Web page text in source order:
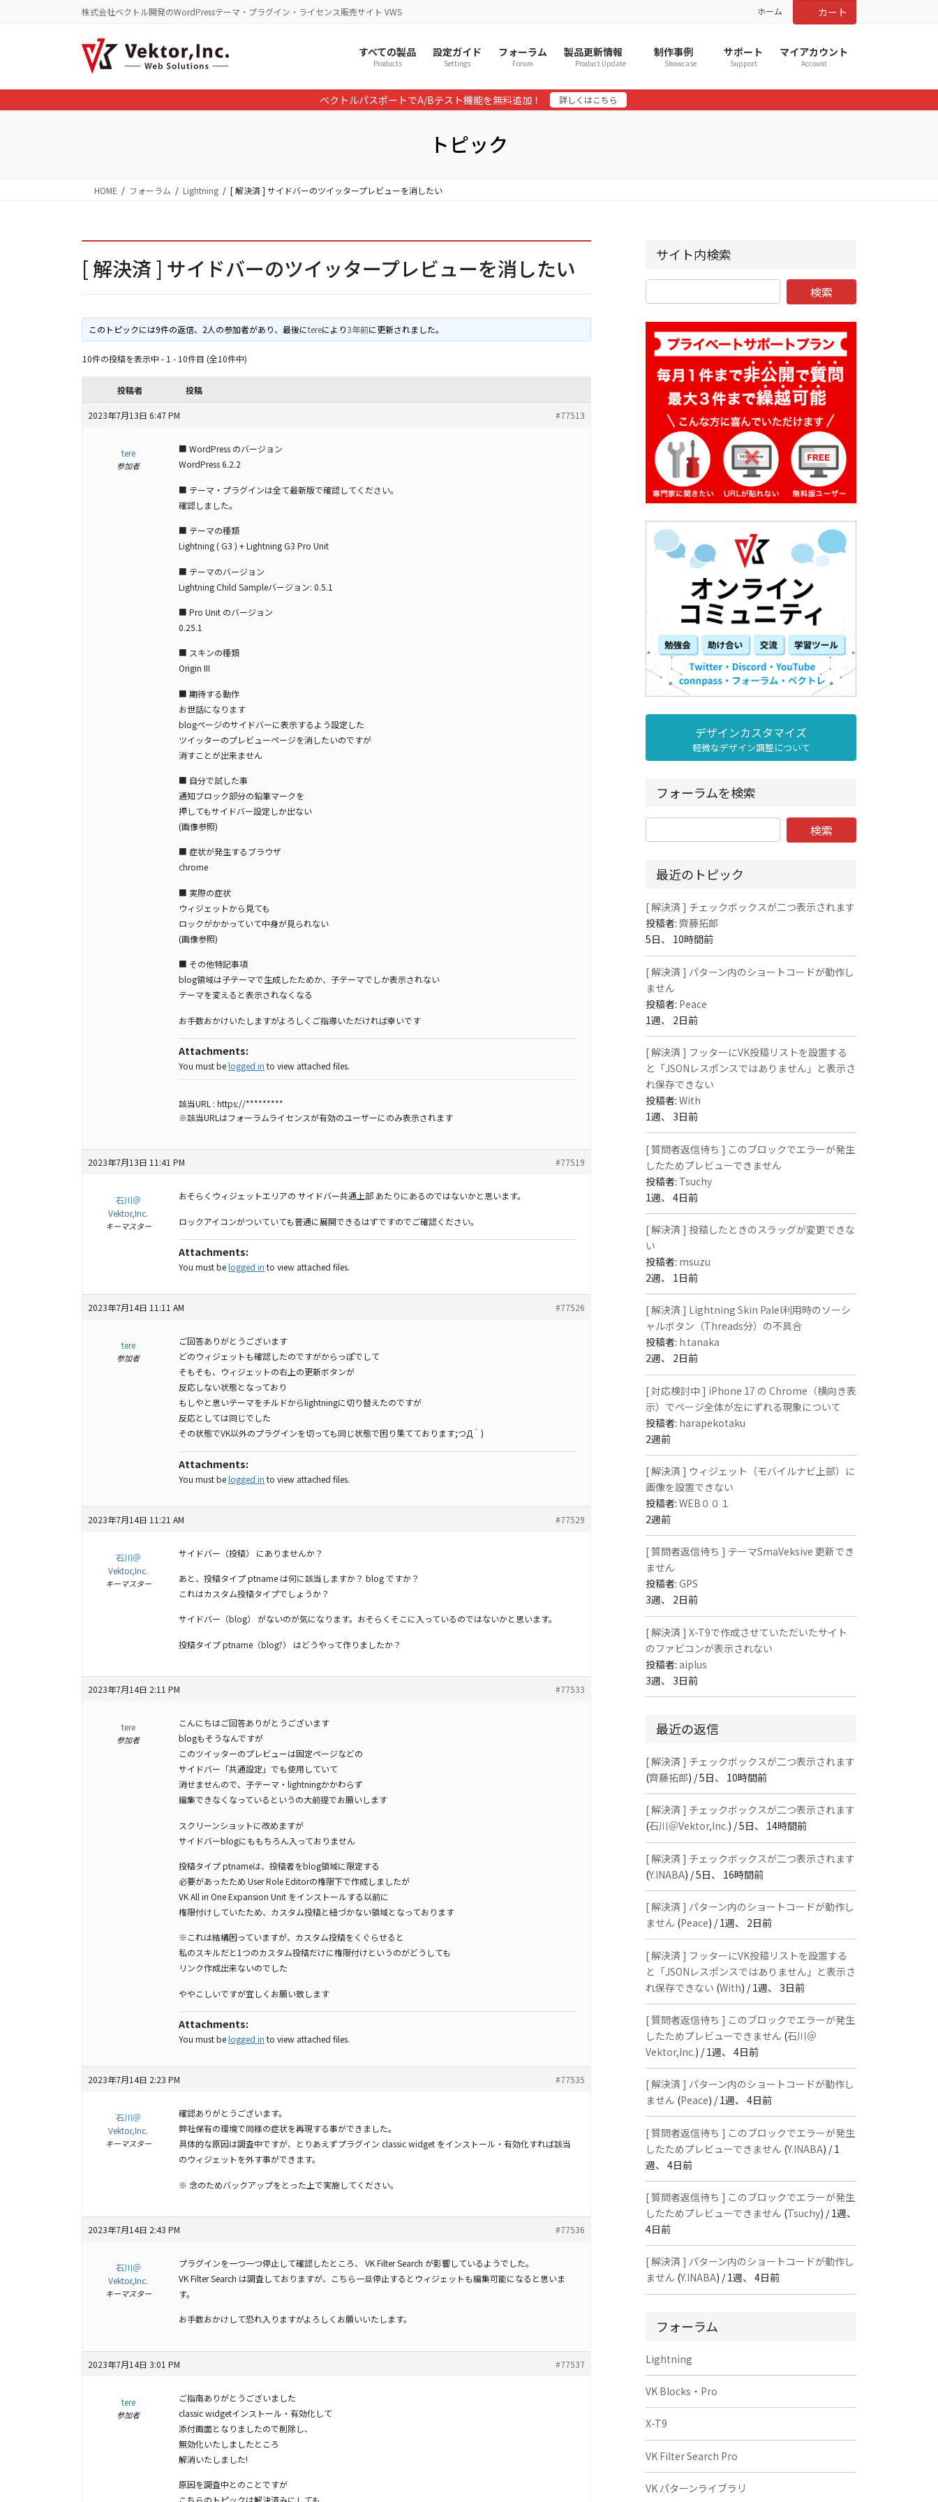
に
移
ョ
ン
株式会社ベクトル開発のWordPressテーマ・プラグイン・ライセンス販売サイト VWS ホーム カート
すべての製品
Products
設定ガイド
Settings
フォーラム
Forum
製品更新情報
Product Update
制作事例
Showcase
サポート
Support
マイアカウント
Account
ベクトルパスポートでA/Bテスト機能を無料追加！ 詳しくはこちら
トピック
HOME フォーラム Lightning [ 解決済 ] サイドバーのツイッタープレビューを消したい
[ 解決済 ] サイドバーのツイッタープレビューを消したい
このトピックには9件の返信、2人の参加者があり、最後にtereにより3年前に更新されました。
10件の投稿を表示中 - 1 - 10件目 (全10件中)
投稿者 投稿
2023年7月13日 6:47 PM #77513
tere
参加者
■ WordPress のバージョン
WordPress 6.2.2
■ テーマ・プラグインは全て最新版で確認してください。
確認しました。
■ テーマの種類
Lightning ( G3 ) + Lightning G3 Pro Unit
■ テーマのバージョン
Lightning Child Sampleバージョン: 0.5.1
■ Pro Unit のバージョン
0.25.1
■ スキンの種類
Origin III
■ 期待する動作
お世話になります
blogページのサイドバーに表示するよう設定した
ツイッターのプレビューページを消したいのですが
消すことが出来ません
■ 自分で試した事
通知ブロック部分の鉛筆マークを
押してもサイドバー設定しか出ない
(画像参照)
■ 症状が発生するブラウザ
chrome
■ 実際の症状
ウィジェットから見ても
ロックがかかっていて中身が見られない
(画像参照)
■ その他特記事項
blog領域は子テーマで生成したためか、子テーマでしか表示されない
テーマを変えると表示されなくなる
お手数おかけいたしますがよろしくご指導いただければ幸いです
Attachments:
You must belogged in to view attached files.
該当URL : https://*********
※該当URLはフォーラムライセンスが有効のユーザーにのみ表示されます
2023年7月13日 11:41 PM #77519
石川＠
Vektor,Inc.
キーマスター
おそらくウィジェットエリアの サイドバー共通上部 あたりにあるのではないかと思います。
ロックアイコンがついていても普通に展開できるはずですのでご確認ください。
Attachments:
You must belogged in to view attached files.
2023年7月14日 11:11 AM #77526
tere
参加者
ご回答ありがとうございます
どのウィジェットも確認したのですがからっぽでして
そもそも、ウィジェットの右上の更新ボタンが
反応しない状態となっており
もしやと思いテーマをチルドからlightningに切り替えたのですが
反応としては同じでした
その状態でVK以外のプラグインを切っても同じ状態で困り果てております;つД｀)
Attachments:
You must belogged in to view attached files.
2023年7月14日 11:21 AM #77529
石川＠
Vektor,Inc.
キーマスター
サイドバー（投稿） にありませんか？
あと、投稿タイプ ptname は何に該当しますか？ blog ですか？
これはカスタム投稿タイプでしょうか？
サイドバー（blog） がないのが気になります。おそらくそこに入っているのではないかと思います。
投稿タイプ ptname（blog?） はどうやって作りましたか？
2023年7月14日 2:11 PM #77533
tere
参加者
こんにちはご回答ありがとうございます
blogもそうなんですが
このツイッターのプレビューは固定ページなどの
サイドバー「共通設定」でも使用していて
消せませんので、子テーマ・lightningかかわらず
編集できなくなっているというの大前提でお願いします
スクリーンショットに改めますが
サイドバーblogにももちろん入っておりません
投稿タイプ ptnameは、投稿者をblog領域に限定する
必要があったため User Role Editorの権限下で作成しましたが
VK All in One Expansion Unit をインストールする以前に
権限付けしていたため、カスタム投稿と紐づかない領域となっております
※これは結構困っていますが、カスタム投稿をくぐらせると
私のスキルだと1つのカスタム投稿だけに権限付けというのがどうしても
リンク作成出来ないのでした
ややこしいですが宜しくお願い致します
Attachments:
You must belogged in to view attached files.
2023年7月14日 2:23 PM #77535
石川＠
Vektor,Inc.
キーマスター
確認ありがとうございます。
弊社保有の環境で同様の症状を再現する事ができました。
具体的な原因は調査中ですが、とりあえずプラグイン classic widget をインストール・有効化すれば該当
のウィジェットを外す事ができます。
※ 念のためバックアップをとった上で実施してください。
2023年7月14日 2:43 PM #77536
石川＠
Vektor,Inc.
キーマスター
プラグインを一つ一つ停止して確認したところ、 VK Filter Search が影響しているようでした。
VK Filter Search は調査しておりますが、こちら一旦停止するとウィジェットも編集可能になると思いま
す。
お手数おかけして恐れ入りますがよろしくお願いいたします。
2023年7月14日 3:01 PM #77537
tere
参加者
ご指南ありがとうございました
classic widgetインストール・有効化して
添付画面となりましたので削除し、
無効化いたしましたところ
解消いたしました!
原因を調査中とのことですが
こちらのトピックは解決済みにしても
サイト内検索
デザインカスタマイズ
軽微なデザイン調整について
フォーラムを検索
最近のトピック
[ 解決済 ] チェックボックスが二つ表示されます
投稿者:齊藤拓郎
5日、 10時間前
[ 解決済 ] パターン内のショートコードが動作し
ません
投稿者: Peace
1週、 2日前
[ 解決済 ] フッターにVK投稿リストを設置する
と「JSONレスポンスではありません」と表示さ
れ保存できない
投稿者:With
1週、 3日前
[ 質問者返信待ち ] このブロックでエラーが発生
したためプレビューできません
投稿者: Tsuchy
1週、 4日前
[ 解決済 ] 投稿したときのスラッグが変更できな
い
投稿者: msuzu
2週、 1日前
[ 解決済 ] Lightning Skin Palel利用時のソーシ
ャルボタン（Threads分）の不具合
投稿者: h.tanaka
2週、 2日前
[ 対応検討中 ] iPhone 17 の Chrome（横向き表
示）でページ全体が左にずれる現象について
投稿者: harapekotaku
2週前
[ 解決済 ] ウィジェット（モバイルナビ上部）に
画像を設置できない
投稿者:WEB００１
2週前
[ 質問者返信待ち ] テーマSmaVeksive 更新でき
ません
投稿者:GPS
3週、 2日前
[ 解決済 ] X-T9で作成させていただいたサイト
のファビコンが表示されない
投稿者:aiplus
3週、 3日前
最近の返信
[ 解決済 ] チェックボックスが二つ表示されます
(齊藤拓郎) /5日、 10時間前
[ 解決済 ] チェックボックスが二つ表示されます
(石川＠Vektor,Inc.) /5日、 14時間前
[ 解決済 ] チェックボックスが二つ表示されます
(Y.INABA) /5日、 16時間前
[ 解決済 ] パターン内のショートコードが動作し
ません (Peace) /1週、 2日前
[ 解決済 ] フッターにVK投稿リストを設置する
と「JSONレスポンスではありません」と表示さ
れ保存できない (With) /1週、 3日前
[ 質問者返信待ち ] このブロックでエラーが発生
したためプレビューできません (石川＠
Vektor,Inc.) /1週、 4日前
[ 解決済 ] パターン内のショートコードが動作し
ません (Peace) /1週、 4日前
[ 質問者返信待ち ] このブロックでエラーが発生
したためプレビューできません (Y.INABA) /1
週、 4日前
[ 質問者返信待ち ] このブロックでエラーが発生
したためプレビューできません (Tsuchy) /1週、
4日前
[ 解決済 ] パターン内のショートコードが動作し
ません (Y.INABA) /1週、 4日前
フォーラム
Lightning
VK Blocks・Pro
X-T9
VK Filter Search Pro
VK パターンライブラリ